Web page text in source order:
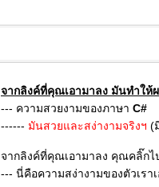
จากลิงค์ที่คุณเอามาลง มันทำให้
--- ความสวยงามของภาษา C#
------ มันสวยและสง่างามจริงฯ (
จากลิงค์ที่คุณเอามาลง คุณคลิ๊ก
--- นี่คือความสง่างามของตัวเราเ